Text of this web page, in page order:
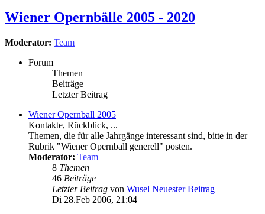
Wiener Opernbälle 2005 - 2020
Moderator: Team
Forum
Themen
Beiträge
Letzter Beitrag
Wiener Opernball 2005
Kontakte, Rückblick, ...
Themen, die für alle Jahrgänge interessant sind, bitte in der
Rubrik "Wiener Opernball generell" posten.
Moderator: Team
8 Themen
46 Beiträge
Letzter Beitrag von Wusel Neuester Beitrag
Di 28.Feb 2006, 21:04